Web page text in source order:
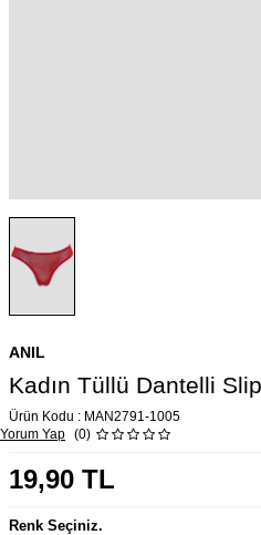
ANIL
Kadın Tüllü Dantelli
Ürün Kodu : MAN2791-1005
Yorum Yap (0)
19,90 TL
Renk Seçiniz.